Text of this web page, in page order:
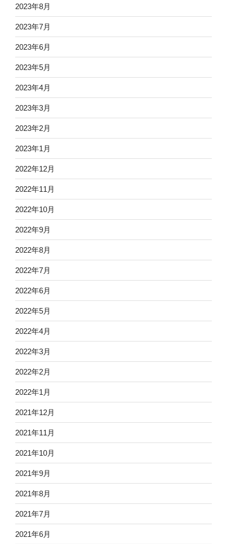
2023年8月
2023年7月
2023年6月
2023年5月
2023年4月
2023年3月
2023年2月
2023年1月
2022年12月
2022年11月
2022年10月
2022年9月
2022年8月
2022年7月
2022年6月
2022年5月
2022年4月
2022年3月
2022年2月
2022年1月
2021年12月
2021年11月
2021年10月
2021年9月
2021年8月
2021年7月
2021年6月